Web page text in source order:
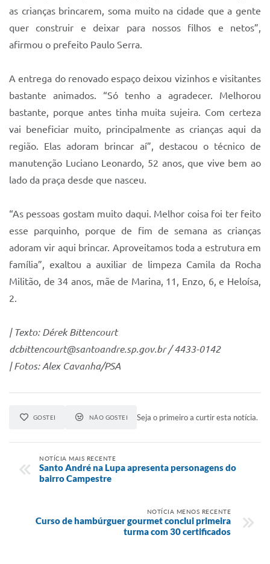
as crianças brincarem, soma muito na cidade que a gente
quer construir e deixar para nossos filhos e netos”,
afirmou o prefeito Paulo Serra.
A entrega do renovado espaço deixou vizinhos e visitantes
bastante animados. “Só tenho a agradecer. Melhorou
bastante, porque antes tinha muita sujeira. Com certeza
vai beneficiar muito, principalmente as crianças aqui da
região. Elas adoram brincar aí”, destacou o técnico de
manutenção Luciano Leonardo, 52 anos, que vive bem ao
lado da praça desde que nasceu.
“As pessoas gostam muito daqui. Melhor coisa foi ter feito
esse parquinho, porque de fim de semana as crianças
adoram vir aqui brincar. Aproveitamos toda a estrutura em
família”, exaltou a auxiliar de limpeza Camila da Rocha
Militão, de 34 anos, mãe de Marina, 11, Enzo, 6, e Heloísa,
2.
| Texto: Dérek Bittencourt
dcbittencourt@santoandre.sp.gov.br / 4433-0142
| Fotos: Alex Cavanha/PSA
GOSTEI NÃO GOSTEI Seja o primeiro a curtir esta notícia.
NOTÍCIA MAIS RECENTE
Santo André na Lupa apresenta personagens do
bairro Campestre
NOTÍCIA MENOS RECENTE
Curso de hambúrguer gourmet conclui primeira
turma com 30 certificados